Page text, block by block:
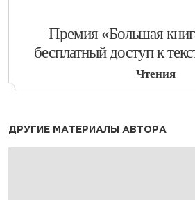
​Премия «Большая
бесплатный доступ к
Чтения
ДРУГИЕ МАТЕРИАЛЫ АВТОРА